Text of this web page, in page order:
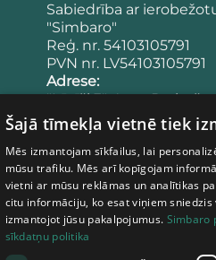
Sabiedrība ar
"Simbaro"
Reģ. nr. 54103105791
PVN nr. LV54103105791
Adrese:
"Lācīši 3", Agra,
Cēsu novads, LV-4101
Latvija
Banka:
Konta numurs:
Bankas kods:
Šajā tīmekļa vietnē tiek
Mēs izmantojam sīkfailus, lai
mūsu trafiku. Mēs arī kopīgojam
vietni ar mūsu reklāmas un analītikas
citu informāciju, ko esat viņiem
izmantojot jūsu pakalpojumus. Simbaro
sīkdatņu politika